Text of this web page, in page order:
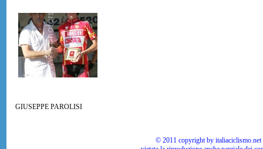
GIUSEPPE PAROLISI
© 2011 copyright by